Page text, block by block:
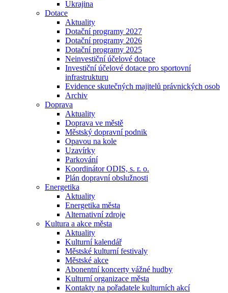
Ukrajina
Dotace
Aktuality
Dotační programy 2027
Dotační programy 2026
Dotační programy 2025
Neinvestiční účelové dotace
Investiční účelové dotace pro sportovní
infrastrukturu
Evidence skutečných majitelů právnických osob
Archiv
Doprava
Aktuality
Doprava ve městě
Městský dopravní podnik
Opavou na kole
Uzavírky
Parkování
Koordinátor ODIS, s. r. o.
Plán dopravní obslužnosti
Energetika
Aktuality
Energetika města
Alternativní zdroje
Kultura a akce města
Aktuality
Kulturní kalendář
Městské kulturní festivaly
Městské akce
Abonentní koncerty vážné hudby
Kulturní organizace města
Kontakty na pořadatele kulturních akcí